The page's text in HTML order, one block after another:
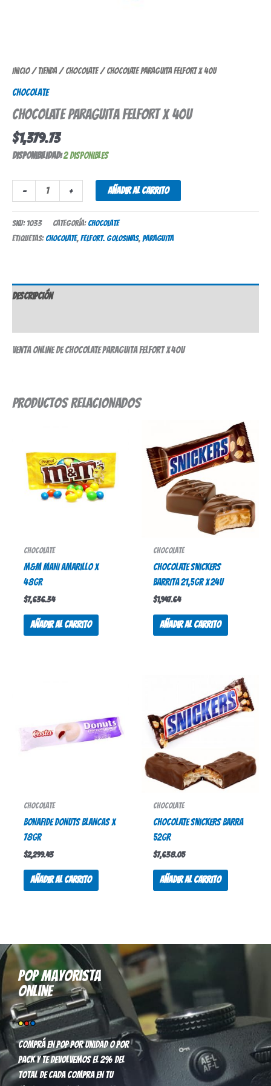
Inicio/Tienda/Chocolate/ CHOCOLATE PARAGUITA FELFORT X 40U
Chocolate
CHOCOLATE PARAGUITA FELFORT X 40U
$1,379.73
Disponibilidad:2 disponibles
- + Añadir al carrito
SKU: 1033 Categoría: Chocolate
Etiquetas: chocolate, felfort. golosinas, paraguita
Descripción
Venta online de CHOCOLATE PARAGUITA FELFORT X 40U
Productos relacionados
Chocolate
M&M MANI AMARILLO X
48GR
$7,636.34
Añadir al carrito
Chocolate
CHOCOLATE SNICKERS
BARRITA 21,5gr X 24u
$1,947.64
Añadir al carrito
Chocolate
BONAFIDE DONUTS BLANCAS X
78GR
$2,299.43
Añadir al carrito
Chocolate
CHOCOLATE SNICKERS BARRA
52gr
$7,638.05
Añadir al carrito
Pop mayorista
online
Comprá en pop por unidad o por
pack y te devolvemos el 2% del
total de cada compra en tu